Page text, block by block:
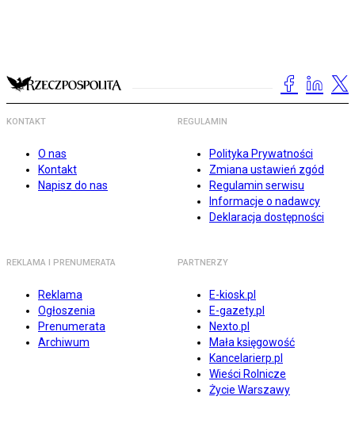
KONTAKT
O nas
Kontakt
Napisz do nas
REGULAMIN
Polityka Prywatności
Zmiana ustawień zgód
Regulamin serwisu
Informacje o nadawcy
Deklaracja dostępności
REKLAMA I PRENUMERATA
Reklama
Ogłoszenia
Prenumerata
Archiwum
PARTNERZY
E-kiosk.pl
E-gazety.pl
Nexto.pl
Mała księgowość
Kancelarierp.pl
Wieści Rolnicze
Życie Warszawy